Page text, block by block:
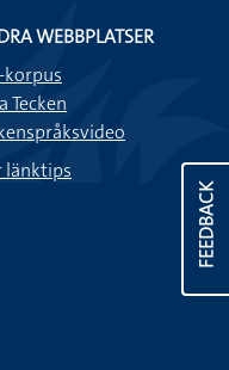
FEEDBACK
WEBBPLATSER
korpus
Tecken
länktips